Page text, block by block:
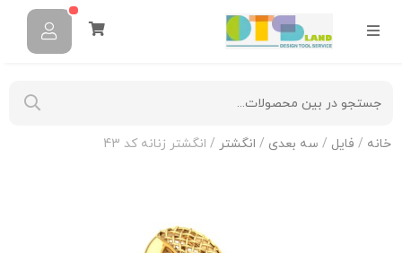
خانه / فایل / سه بعدی / انگشتر / انگشتر زنانه کد 43